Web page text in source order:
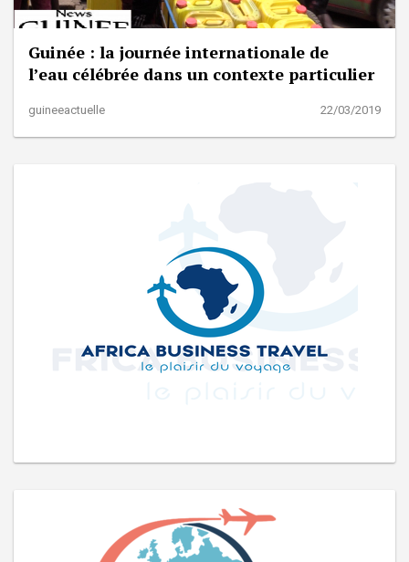
Guinée : la journée internationale de
l’eau célébrée dans un contexte particulier
guineeactuelle 22/03/2019